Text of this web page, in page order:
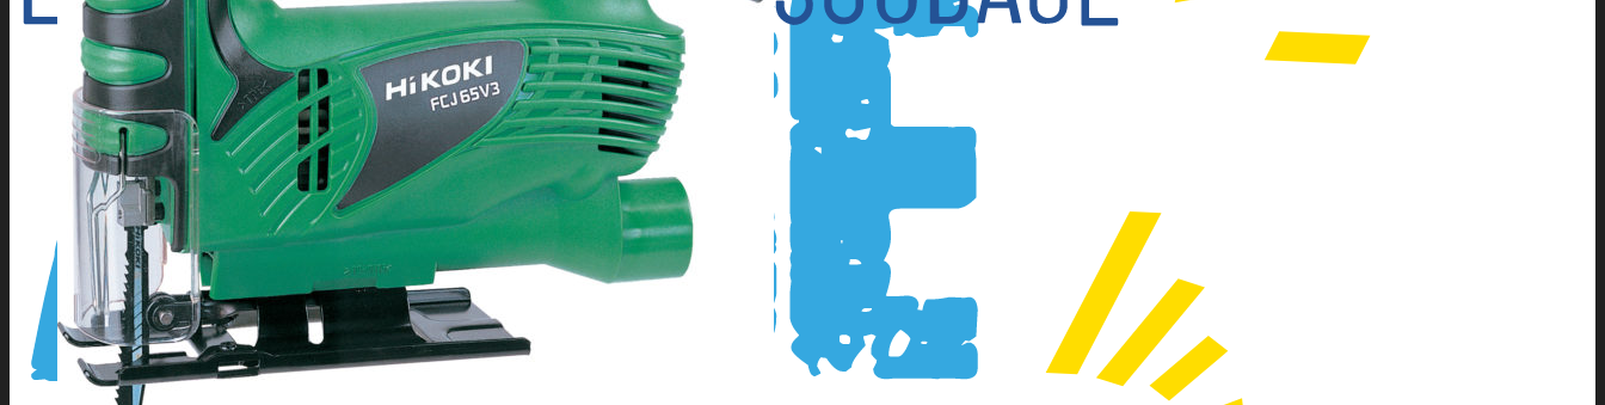
Flamme
Lames de scies à ruban
Perçage/Vissage
Torches et accessoires ARC
Torches et accessoires MIG
Torches et accessoires TIG
PRODUITS D’APPORT
Métaux d’apport ARC
Métaux d’apport MIG
Métaux d’apport TIG
EQUIPEMENTS D’ATELIER
Accessoires compresseur
Aspirateur eau et poussieres
Autolaveuse